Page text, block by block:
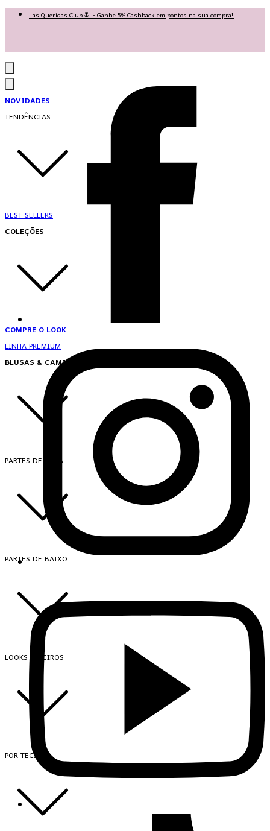
Las Queridas Club🌷 - Ganhe 5% Cashback em pontos na sua compra!
NOVIDADES
TENDÊNCIAS
BEST SELLERS
COLEÇÕES
COMPRE O LOOK
LINHA PREMIUM
BLUSAS & CAMISAS
PARTES DE CIMA
PARTES DE BAIXO
LOOKS INTEIROS
POR TECIDO